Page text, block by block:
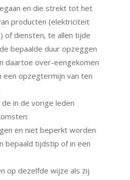
en die strekt tot het
producten (elektriciteit
of diensten, te allen tijde
bepaalde duur opzeggen
daartoe over-eengekomen
een opzegtermijn van ten
in de vorige leden
en niet beperkt worden
bepaald tijdstip of in een
op dezelfde wijze als zij